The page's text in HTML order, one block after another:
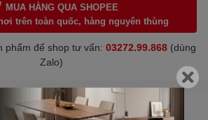
MUA HÀNG QUA SHOPEE
trên toàn quốc, hàng nguyên thùng
phẩm để shop tư vấn: 03272.99.868 (dùng
Zalo)
BẬT